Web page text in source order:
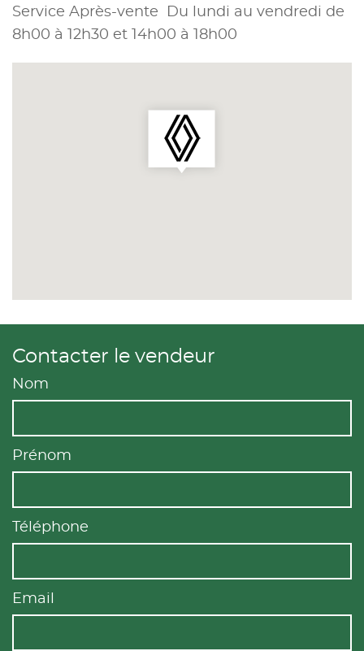
Service Après-vente Du lundi au vendredi de
8h00 à 12h30 et 14h00 à 18h00
Contacter le vendeur
Nom
Prénom
Téléphone
Email